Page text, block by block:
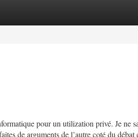
pour un utilization privé. Je ne
de arguments de l’autre coté du débat